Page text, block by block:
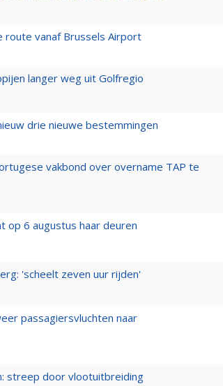
route vanaf Brussels Airport
langer weg uit Golfregio
drie nieuwe bestemmingen
vakbond over overname TAP te
op 6 augustus haar deuren
'scheelt zeven uur rijden'
passagiersvluchten naar
streep door vlootuitbreiding